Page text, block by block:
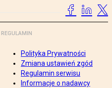
REGULAMIN
Polityka Prywatności
Zmiana ustawień zgód
Regulamin serwisu
Informacje o nadawcy